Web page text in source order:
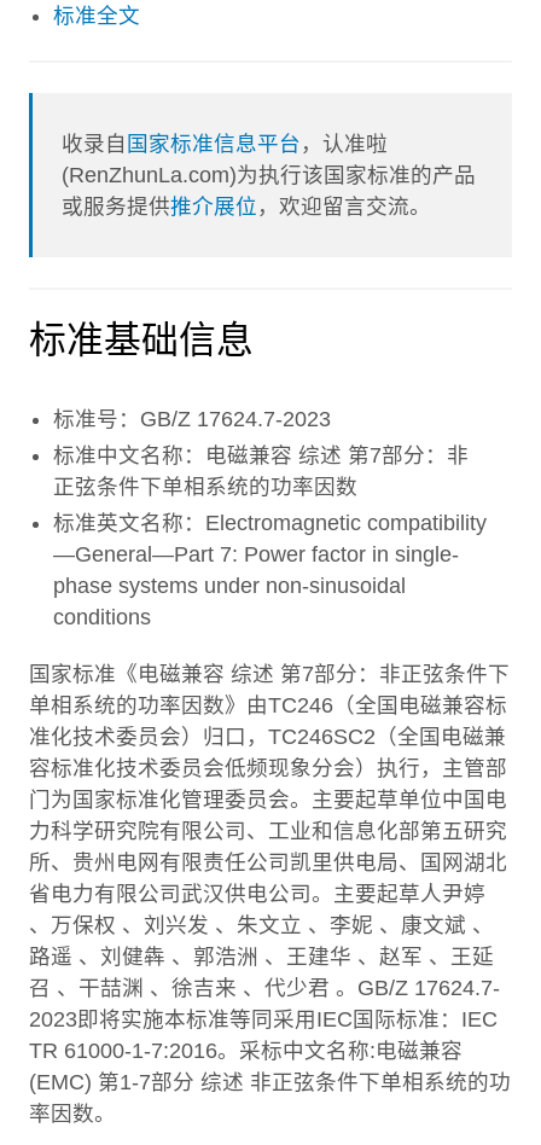
标准全文
收录自 国家标准信息平台 ，认准啦
(RenZhunLa.com)为执行该国家标准的产品
或服务提供推介展位 ，欢迎留言交流。
标准基础信息
标准号：GB/Z 17624.7-2023
标准中文名称：电磁兼容 综述 第7部分：非
正弦条件下单相系统的功率因数
标准英文名称：Electromagnetic compatibility
—General—Part 7: Power factor in single-
phase systems under non-sinusoidal
conditions
国家标准《电磁兼容 综述 第7部分：非正弦条件下
单相系统的功率因数》由TC246（全国电磁兼容标
准化技术委员会）归口，TC246SC2（全国电磁兼
容标准化技术委员会低频现象分会）执行，主管部
门为国家标准化管理委员会。主要起草单位中国电
力科学研究院有限公司、工业和信息化部第五研究
所、贵州电网有限责任公司凯里供电局、国网湖北
省电力有限公司武汉供电公司。主要起草人尹婷
、万保权 、刘兴发 、朱文立 、李妮 、康文斌 、
路遥 、刘健犇 、郭浩洲 、王建华 、赵军 、王延
召 、干喆渊 、徐吉来 、代少君 。GB/Z 17624.7-
2023即将实施本标准等同采用IEC国际标准：IEC
TR 61000-1-7:2016。采标中文名称:电磁兼容
(EMC) 第1-7部分 综述 非正弦条件下单相系统的功
率因数。